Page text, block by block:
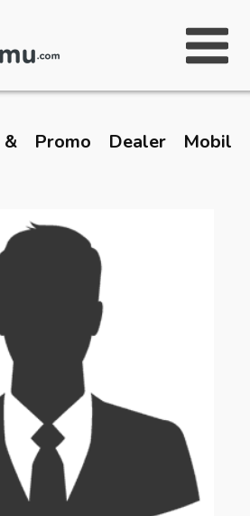
Promo Dealer Mobil